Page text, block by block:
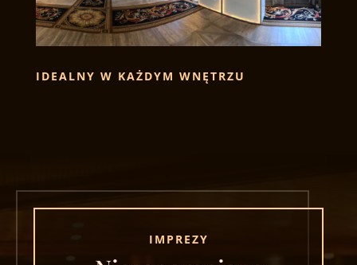
IDEALNY W KAŻDYM WNĘTRZU
IMPREZY